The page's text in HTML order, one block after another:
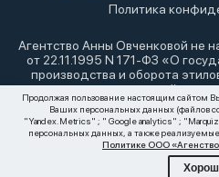
Политика
Агентство Анны Овченковой не
от 22.11.1995 N 171-ФЗ «О
производства и оборота
спиртосодержащей
потребления (распития)
осуществляем
материалы,
информационный характер и не
Продолжая пользование настоящим сайтом
Ваших персональных данных (файлов
"Yandex.Metrics" ; " Google analytics" ;
персональных данных, а также
Политике ООО